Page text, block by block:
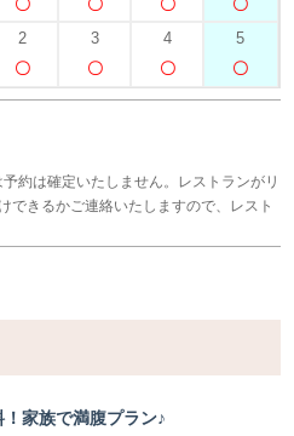
2 3 4 5
約は確定いたしません。レストランがリ
できるかご連絡いたしますので、レスト
家族で満腹プラン♪